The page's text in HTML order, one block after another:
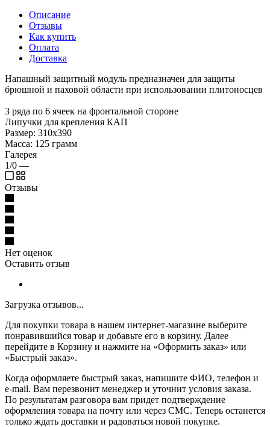
Описание
Отзывы
Как купить
Оплата
Доставка
Напашный защитный модуль предназначен для защиты
брюшной и паховой области при использовании плитоносцев
3 ряда по 6 ячеек на фронтальной стороне
Липучки для крепления КАП
Размер: 310х390
Масса: 125 грамм
Галерея
1/0 —
Отзывы
Нет оценок
Оставить отзыв
Загрузка отзывов...
Для покупки товара в нашем интернет-магазине выберите
понравившийся товар и добавьте его в корзину. Далее
перейдите в Корзину и нажмите на «Оформить заказ» или
«Быстрый заказ».
Когда оформляете быстрый заказ, напишите ФИО, телефон и
e-mail. Вам перезвонит менеджер и уточнит условия заказа.
По результатам разговора вам придет подтверждение
оформления товара на почту или через СМС. Теперь останется
только ждать доставки и радоваться новой покупке.